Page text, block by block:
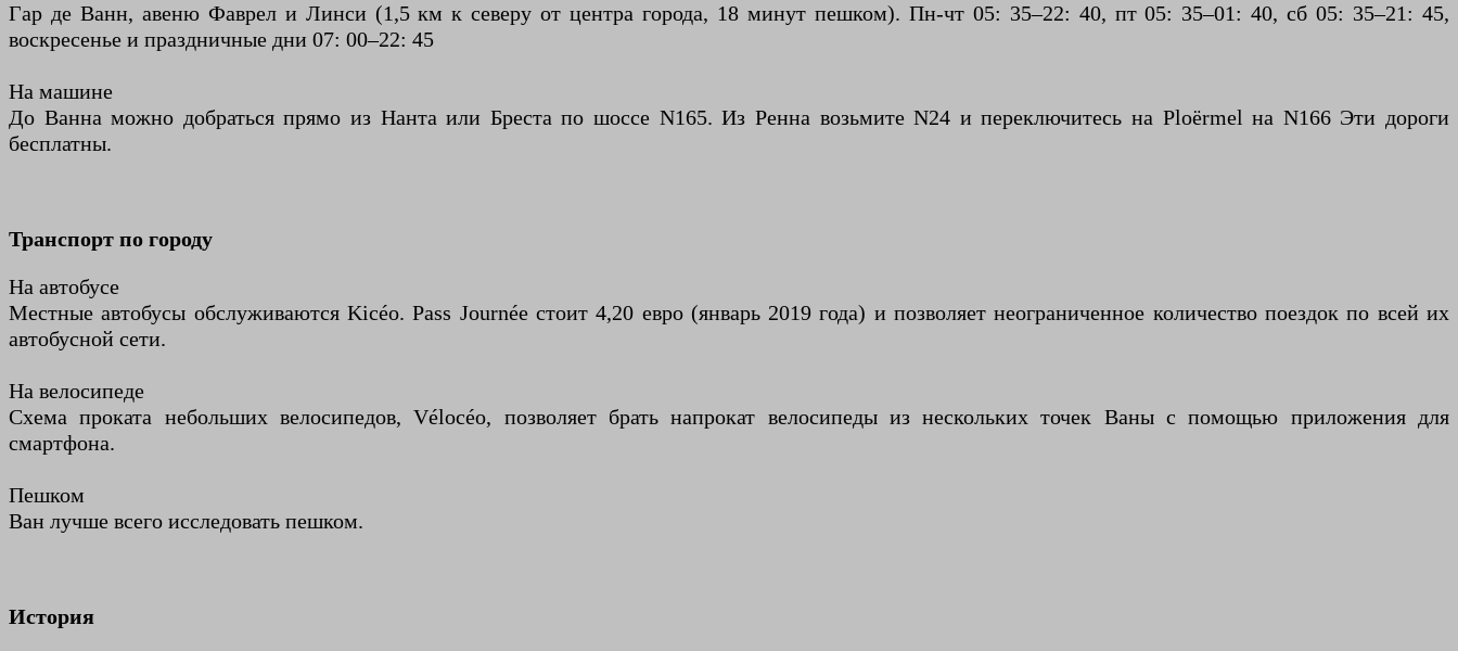
Гар де Ванн, авеню Фаврел и Линси (1,5 км к северу от центра города, 18 минут пешком). Пн-чт 05: 35–22: 40, пт 05: 35–01: 40, сб 05: 35–21: 45,
воскресенье и праздничные дни 07: 00–22: 45
На машине
До Ванна можно добраться прямо из Нанта или Бреста по шоссе N165. Из Ренна возьмите N24 и переключитесь на Ploërmel на N166 Эти дороги
бесплатны.
Транспорт по городу
На автобусе
Местные автобусы обслуживаются Kicéo. Pass Journée стоит 4,20 евро (январь 2019 года) и позволяет неограниченное количество поездок по всей их
автобусной сети.
На велосипеде
Схема проката небольших велосипедов, Vélocéo, позволяет брать напрокат велосипеды из нескольких точек Ваны с помощью приложения для
смартфона.
Пешком
Ван лучше всего исследовать пешком.
История